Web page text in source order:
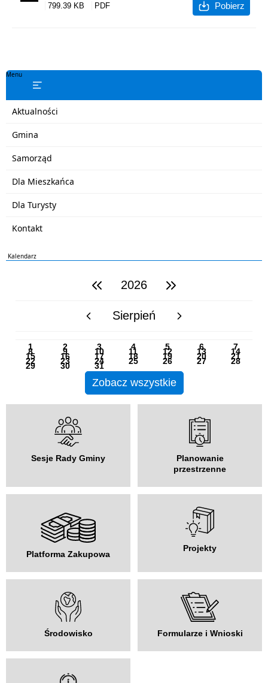
799.39 KB Pobierz
Menu
Aktualności
Gmina
Samorząd
Dla Mieszkańca
Dla Turysty
Kontakt
Kalendarz
poprzedni rok2026 następny rok
poprzedni miesiącSierpień następny miesiąc
1 2 3 4 5 6 7
8 9 10 11 12 13 14
15 16 17 18 19 20 21
22 23 24 25 26 27 28
29 30 31
Zobacz wszystkie
Sesje Rady Gminy
Planowanie
przestrzenne
Platforma Zakupowa
Projekty
Środowisko Formularze i Wnioski